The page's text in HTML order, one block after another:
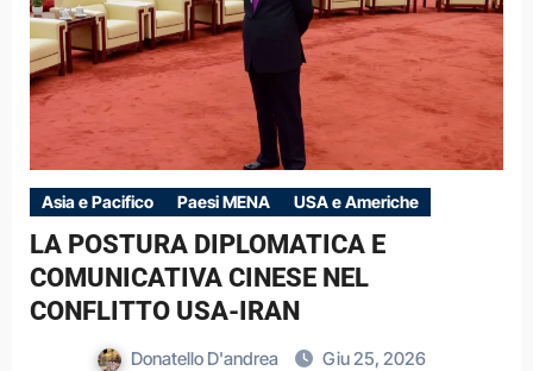
Asia e Pacifico Paesi MENA USA e Americhe
LA POSTURA DIPLOMATICA E
COMUNICATIVA CINESE NEL
CONFLITTO USA-IRAN
Donatello D'andrea Giu 25, 2026